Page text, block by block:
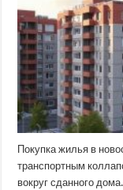
Покупка жилья в
транспортным
вокруг сданного